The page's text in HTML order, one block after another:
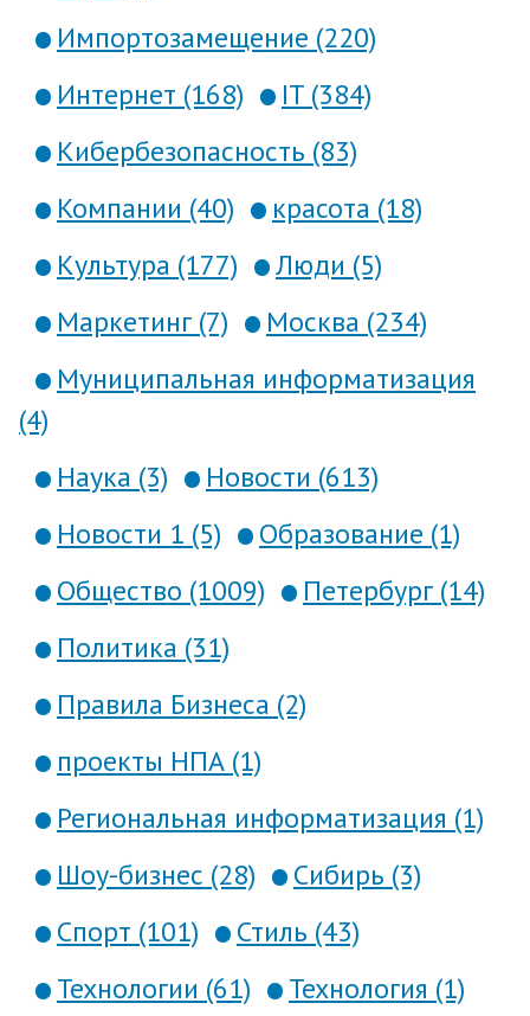
Импортозамещение (220)
Интернет (168)
IT (384)
Кибербезопасность (83)
Компании (40)
красота (18)
Культура (177)
Люди (5)
Маркетинг (7)
Москва (234)
Муниципальная информатизация
(4)
Наука (3)
Новости (613)
Новости 1 (5)
Образование (1)
Общество (1009)
Петербург (14)
Политика (31)
Правила Бизнеса (2)
проекты НПА (1)
Региональная информатизация (1)
Шоу-бизнес (28)
Сибирь (3)
Спорт (101)
Стиль (43)
Технологии (61)
Технология (1)